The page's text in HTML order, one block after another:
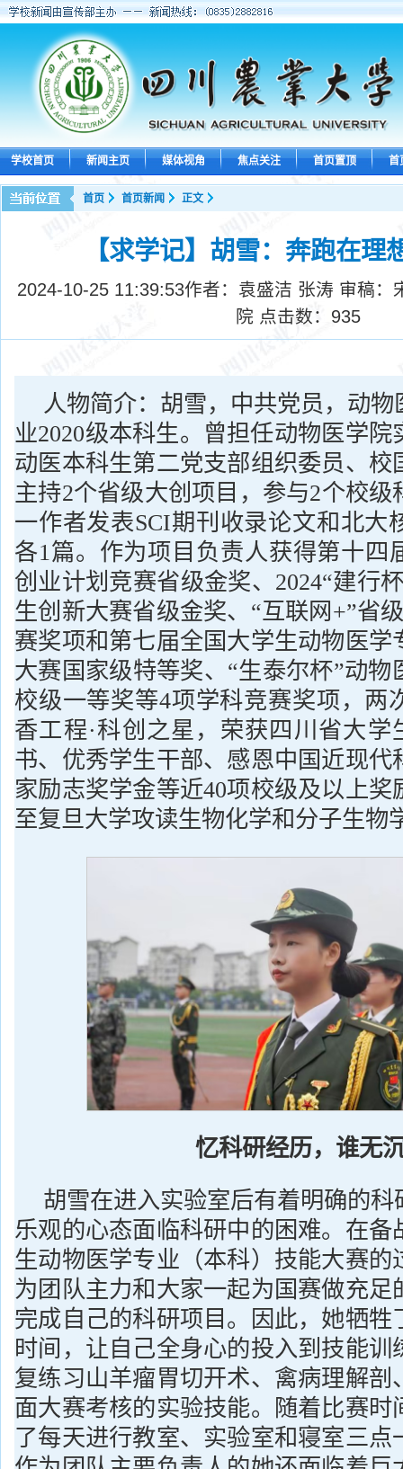
学校首页 新闻主页 媒体视角 焦点关注 首页置顶 首
首页 首页新闻 正文
【求学记】胡雪：奔跑在理
2024-10-25 11:39:53作者：袁盛洁 张涛 审稿：
院 点击数： 935
人物简介： 胡雪，中共党员，动
业2020级本科生。曾担任动物医学
动医本科生第二党支部组织委员、校
主持2个省级大创项目，参与2个校级
一作者发表SCI期刊收录论文和北大
各1篇。作为项目负责人获得第十四
创业计划竞赛省级金奖、2024“建行
生创新大赛省级金奖、“互联网+”省
赛奖项和第七届全国大学生动物医学
大赛国家级特等奖、“生泰尔杯”动物
校级一等奖等4项学科竞赛奖项，两
香工程·科创之星，荣获四川省大
书、优秀学生干部、感恩中国近现代
家励志奖学金等近40项校级及以上奖
至复旦大学攻读生物化学和分子生物
忆科研经历，谁无
胡雪在进入实验室后有着明确的
乐观的心态面临科研中的困难。在备
生动物医学专业（本科）技能大赛的
为团队主力和大家一起为国赛做充足
完成自己的科研项目。因此，她牺牲
时间，让自己全身心的投入到技能训
复练习山羊瘤胃切开术、禽病理解剖
面大赛考核的实验技能。随着比赛时
了每天进行教室、实验室和寝室三点